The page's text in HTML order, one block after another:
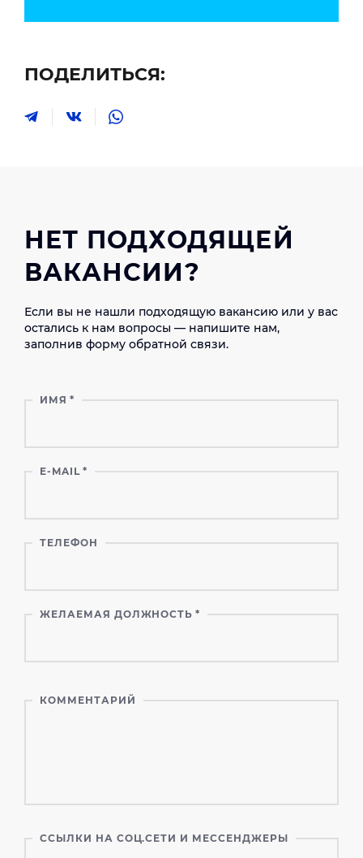
ПОДЕЛИТЬСЯ:
НЕТ ПОДХОДЯЩЕЙ
ВАКАНСИИ?
Если вы не нашли подходящую вакансию или у вас
остались к нам вопросы — напишите нам,
заполнив форму обратной связи.
ИМЯ *
E-MAIL *
ТЕЛЕФОН
ЖЕЛАЕМАЯ ДОЛЖНОСТЬ *
КОММЕНТАРИЙ
ССЫЛКИ НА СОЦ.СЕТИ И МЕССЕНДЖЕРЫ